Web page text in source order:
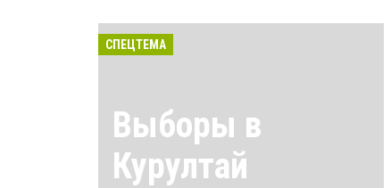
СПЕЦТЕМА
Выборы в
Курултай